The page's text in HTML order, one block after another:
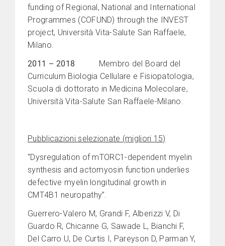
funding of Regional, National and International
Programmes (COFUND) through the INVEST
project, Università Vita-Salute San Raffaele,
Milano.
2011 –2018 Membro del Board del
Curriculum Biologia Cellulare e Fisiopatologia,
Scuola di dottorato in Medicina Molecolare,
Università Vita-Salute San Raffaele-Milano.
Pubblicazioni selezionate (migliori 15)
“Dysregulation of mTORC1-dependent myelin
synthesis and actomyosin function underlies
defective myelin longitudinal growth in
CMT4B1 neuropathy”.
Guerrero-Valero M, Grandi F, Alberizzi V, Di
Guardo R, Chicanne G, Sawade L, Bianchi F,
Del Carro U, De Curtis I, Pareyson D, Parman Y,